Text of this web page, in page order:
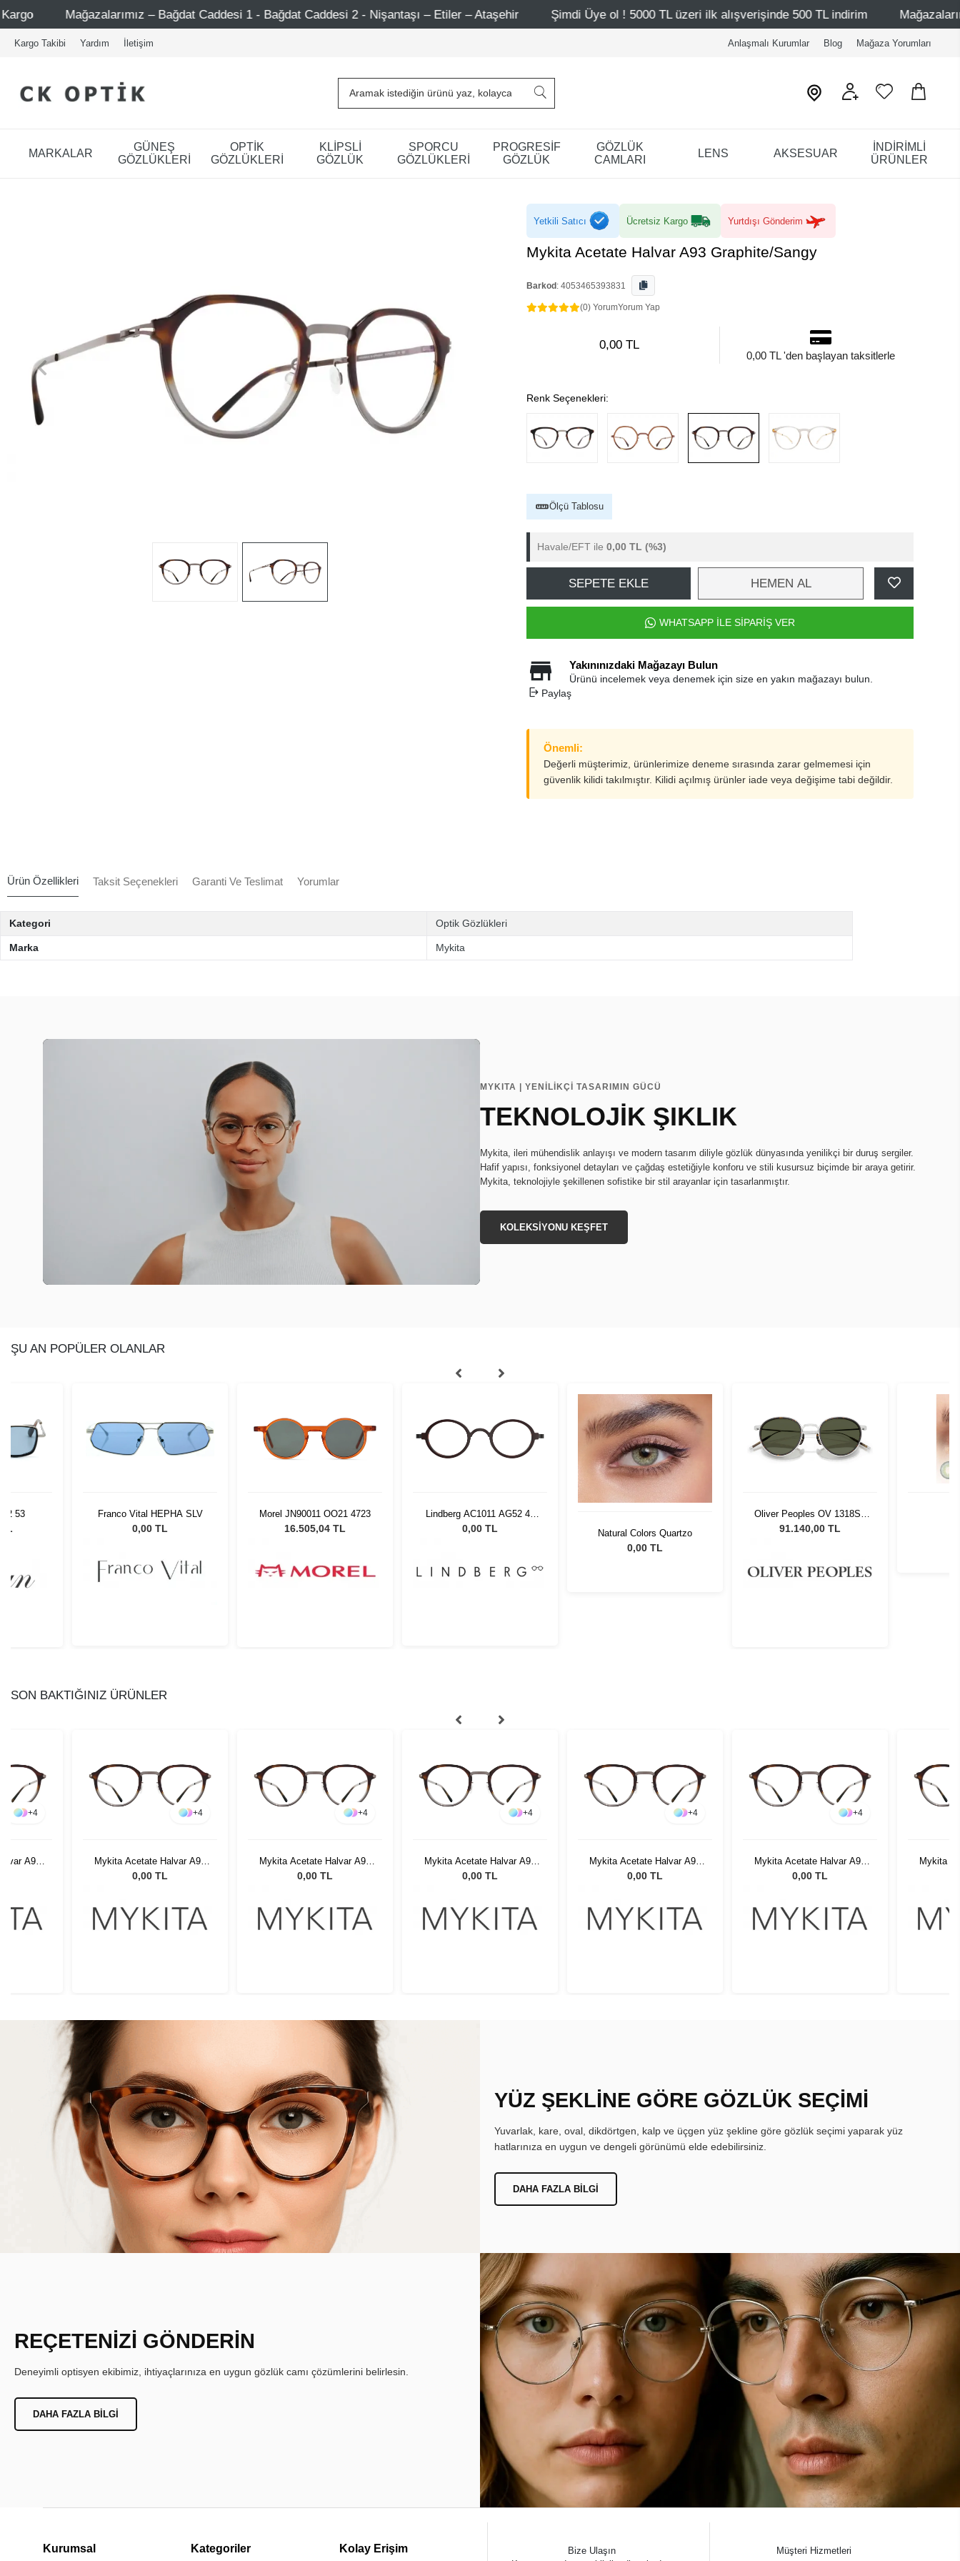
– Bağdat Caddesi 1 - Bağdat Caddesi 2 - Nişantaşı – Etiler – Ataşehir Şimdi Üye ol ! 5000 TL üzeri ilk alışverişinde 500 TL indirim Mağazalarımız – Bağdat
Kargo Takibi Yardım İletişim Anlaşmalı Kurumlar Blog Mağaza Yorumları
MARKALAR
GÜNEŞ
GÖZLÜKLERİ
OPTİK
GÖZLÜKLERİ
KLİPSLİ
GÖZLÜK
SPORCU
GÖZLÜKLERİ
PROGRESİF
GÖZLÜK
GÖZLÜK
CAMLARI
LENS AKSESUAR
İNDİRİMLİ
ÜRÜNLER
Yetkili Satıcı Ücretsiz Kargo Yurtdışı Gönderim
Mykita Acetate Halvar A93 Graphite/Sangy
Barkod : 4053465393831
(0) YorumYorum Yap
0,00 TL
0,00 TL 'den başlayan taksitlerle
Renk Seçenekleri:
Ölçü Tablosu
Havale/EFT ile 0,00 TL (%3)
SEPETE EKLE HEMEN AL
WHATSAPP İLE SİPARİŞ VER
Yakınınızdaki Mağazayı Bulun
Ürünü incelemek veya denemek için size en yakın mağazayı bulun.
Paylaş
Önemli:
Değerli müşterimiz, ürünlerimize deneme sırasında zarar gelmemesi için
güvenlik kilidi takılmıştır. Kilidi açılmış ürünler iade veya değişime tabi değildir.
Ürün Özellikleri Taksit Seçenekleri Garanti Ve Teslimat Yorumlar
Kategori Optik Gözlükleri
Marka Mykita
MYKITA | YENİLİKÇİ TASARIMIN GÜCÜ
TEKNOLOJİK ŞIKLIK
Mykita, ileri mühendislik anlayışı ve modern tasarım diliyle gözlük dünyasında yenilikçi bir duruş sergiler.
Hafif yapısı, fonksiyonel detayları ve çağdaş estetiğiyle konforu ve stili kusursuz biçimde bir araya getirir.
Mykita, teknolojiyle şekillenen sofistike bir stil arayanlar için tasarlanmıştır.
KOLEKSİYONU KEŞFET
ŞU AN POPÜLER OLANLAR
53 Franco Vital HEPHA SLV
0,00 TL
Morel JN90011 OO21 4723
16.505,04 TL
Lindberg AC1011 AG52 42
135
0,00 TL Natural Colors Quartzo
0,00 TL
Oliver Peoples OV 1318ST
527652 48
91.140,00 TL
SON BAKTIĞINIZ ÜRÜNLER
+4
A93
+4
Mykita Acetate Halvar A93
Graphite/Sangy
0,00 TL
+4
Mykita Acetate Halvar A93
Graphite/Sangy
0,00 TL
+4
Mykita Acetate Halvar A93
Graphite/Sangy
0,00 TL
+4
Mykita Acetate Halvar A93
Graphite/Sangy
0,00 TL
+4
Mykita Acetate Halvar A93
Graphite/Sangy
0,00 TL
Mykita
YÜZ ŞEKLİNE GÖRE GÖZLÜK SEÇİMİ
Yuvarlak, kare, oval, dikdörtgen, kalp ve üçgen yüz şekline göre gözlük seçimi yaparak yüz
hatlarınıza en uygun ve dengeli görünümü elde edebilirsiniz.
DAHA FAZLA BILGI
REÇETENİZİ GÖNDERİN
Deneyimli optisyen ekibimiz, ihtiyaçlarınıza en uygun gözlük camı çözümlerini belirlesin.
DAHA FAZLA BILGI
Kurumsal Kategoriler Kolay Erişim
Bize Ulaşın
Müşteri Hizmetleri